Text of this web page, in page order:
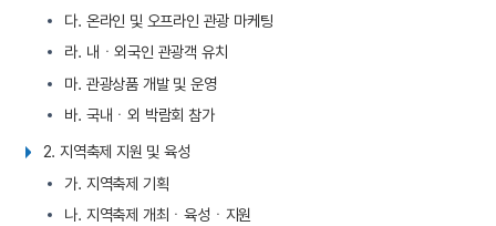
다. 온라인 및 오프라인 관광 마케팅
라. 내ㆍ외국인 관광객 유치
마. 관광상품 개발 및 운영
바. 국내ㆍ외 박람회 참가
2. 지역축제 지원 및 육성
가. 지역축제 기획
나. 지역축제 개최ㆍ육성ㆍ지원